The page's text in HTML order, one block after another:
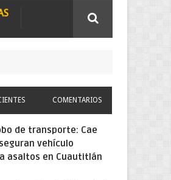
COMENTARIOS
de transporte: Cae
vehículo
asaltos en Cuautitlán